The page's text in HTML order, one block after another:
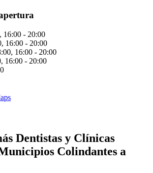
16:00 - 20:00
16:00 - 20:00
16:00 - 20:00
16:00 - 20:00
Dentistas y Clínicas
Colindantes a